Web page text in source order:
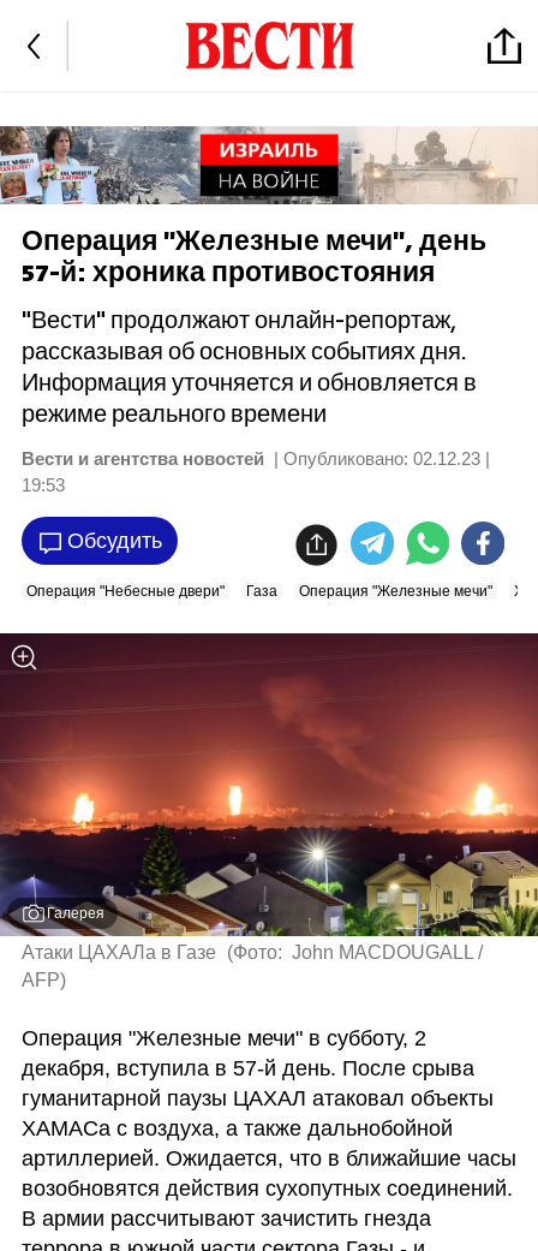
Операция "Железные мечи", день
57-й: хроника противостояния
"Вести" продолжают онлайн-репортаж,
рассказывая об основных событиях дня.
Информация уточняется и обновляется в
режиме реального времени
Вести и агентства новостей | Опубликовано: 02.12.23 |
19:53
Обсудить
Операция "Небесные двери" Газа Операция "Железные мечи"
Галерея
Атаки ЦАХАЛа в Газе (Фото:  John MACDOUGALL /
AFP)
Операция "Железные мечи" в субботу, 2
декабря, вступила в 57-й день. После срыва
гуманитарной паузы ЦАХАЛ атаковал объекты
ХАМАСа с воздуха, а также дальнобойной
артиллерией. Ожидается, что в ближайшие часы
возобновятся действия сухопутных соединений.
В армии рассчитывают зачистить гнезда